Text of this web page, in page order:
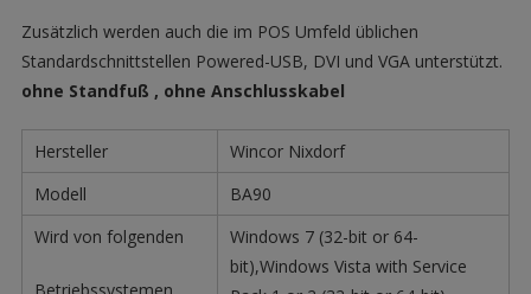
Zusätzlich werden auch die im POS Umfeld üblichen
Standardschnittstellen Powered-USB, DVI und VGA unterstützt.
ohne Standfuß , ohne Anschlusskabel
Hersteller
Wincor Nixdorf
Modell
BA90
Wird von folgenden
Windows 7 (32-bit or 64-
bit),Windows Vista with Service